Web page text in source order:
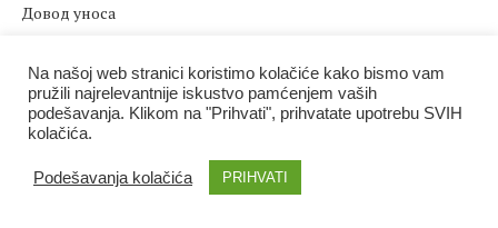
Довод уноса
sr.WordPress.org
Na našoj web stranici koristimo kolačiće kako bismo vam
pružili najrelevantnije iskustvo pamćenjem vaših
podešavanja. Klikom na "Prihvati", prihvatate upotrebu SVIH
kolačića.
Podešavanja kolačića PRIHVATI